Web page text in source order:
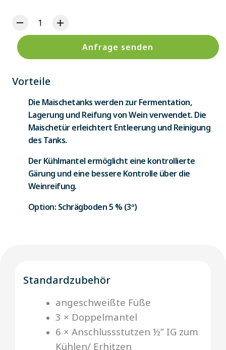
Anfrage senden
Vorteile
Die Maischetanks werden zur Fermentation,
Lagerung und Reifung von Wein verwendet. Die
Maischetür erleichtert Entleerung und Reinigung
des Tanks.
Der Kühlmantel ermöglicht eine kontrollierte
Gärung und eine bessere Kontrolle über die
Weinreifung.
Option: Schrägboden 5 % (3º)
Standardzubehör
angeschweißte Füße
3 × Doppelmantel
6 × Anschlussstutzen ½” IG zum
Kühlen/ Erhitzen